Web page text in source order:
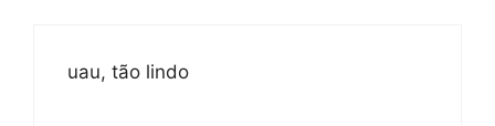
uau, tão lindo